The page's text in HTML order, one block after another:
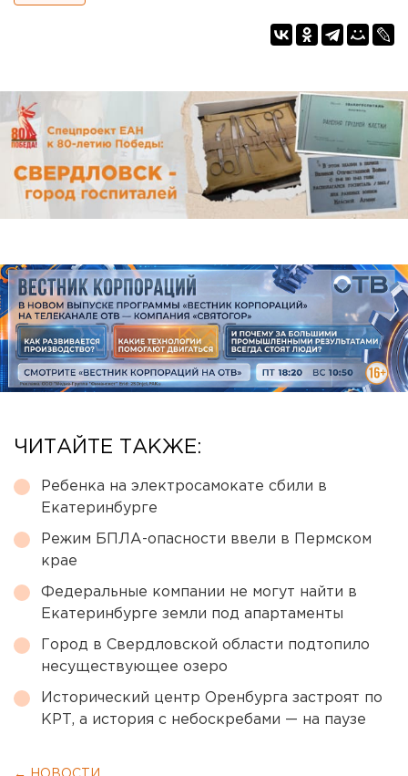
ЧИТАЙТЕ ТАКЖЕ:
Ребенка на электросамокате сбили в
Екатеринбурге
Режим БПЛА-опасности ввели в Пермском
крае
Федеральные компании не могут найти в
Екатеринбурге земли под апартаменты
Город в Свердловской области подтопило
несуществующее озеро
Исторический центр Оренбурга застроят по
КРТ, а история с небоскребами — на паузе